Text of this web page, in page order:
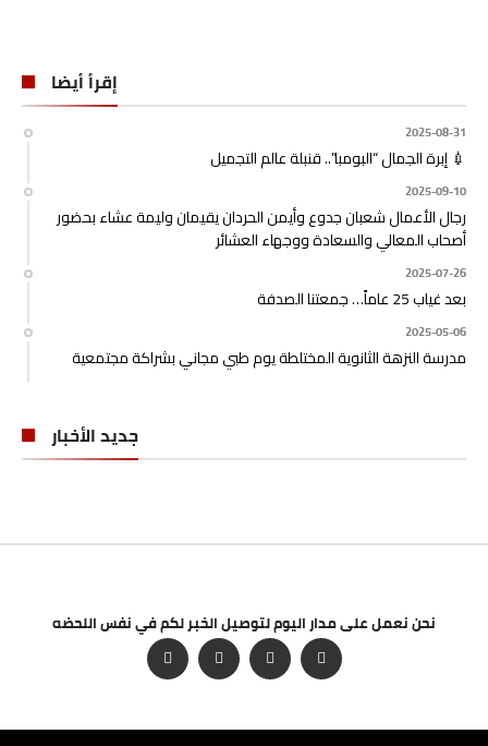
إقرأ أيضا
2025-08-31
💉 إبرة الجمال “البومبا”.. قنبلة عالم التجميل
2025-09-10
رجال الأعمال شعبان جدوع وأيمن الحردان يقيمان وليمة عشاء بحضور
أصحاب المعالي والسعادة ووجهاء العشائر
2025-07-26
بعد غياب 25 عاماً… جمعتنا الصدفة
2025-05-06
مدرسة النزهة الثانوية المختلطة يوم طبي مجاني بشراكة مجتمعية
جديد الأخبار
نحن نعمل على مدار اليوم لتوصيل الخبر لكم في نفس اللحضه